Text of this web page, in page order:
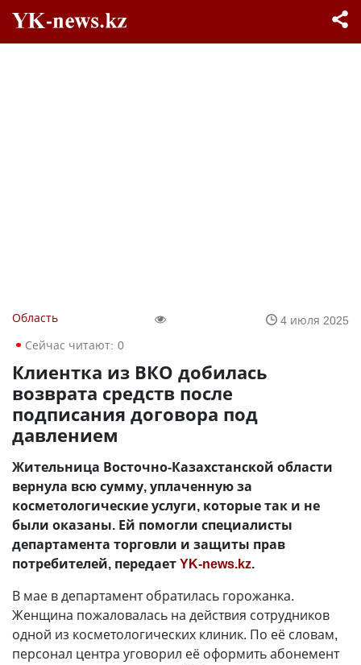
Область
4 июля 2025
Сейчас читают: 0
Клиентка из ВКО добилась
возврата средств после
подписания договора под
давлением
Жительница Восточно-Казахстанской области
вернула всю сумму, уплаченную за
косметологические услуги, которые так и не
были оказаны. Ей помогли специалисты
департамента торговли и защиты прав
потребителей, передаетYK-news.kz.
В мае в департамент обратилась горожанка.
Женщина пожаловалась на действия сотрудников
одной из косметологических клиник. По её словам,
персонал центра уговорил её оформить абонемент